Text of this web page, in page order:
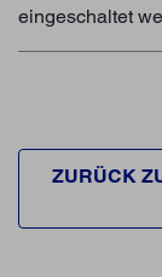
eingeschaltet
ZURÜCK